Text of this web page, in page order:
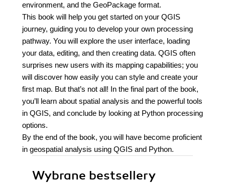
environment, and the GeoPackage format.
This book will help you get started on your QGIS
journey, guiding you to develop your own processing
pathway. You will explore the user interface, loading
your data, editing, and then creating data. QGIS often
surprises new users with its mapping capabilities; you
will discover how easily you can style and create your
first map. But that’s not all! In the final part of the book,
you’ll learn about spatial analysis and the powerful tools
in QGIS, and conclude by looking at Python processing
options.
By the end of the book, you will have become proficient
in geospatial analysis using QGIS and Python.
Wybrane bestsellery